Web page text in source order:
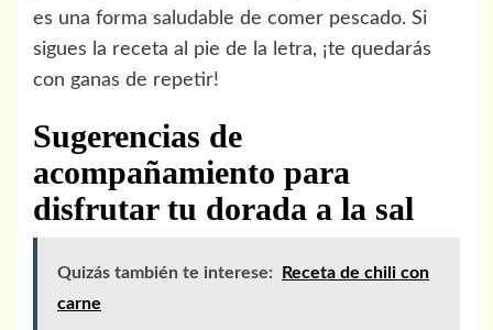
es una forma saludable de comer pescado. Si
sigues la receta al pie de la letra, ¡te quedarás
con ganas de repetir!
Sugerencias de
acompañamiento para
disfrutar tu dorada a la sal
Quizás también te interese:
Receta de chili con
carne